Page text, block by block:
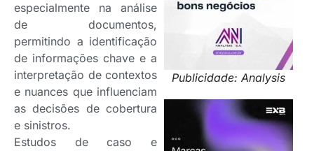
Publicidade: Analysis
especialmente na análise
de documentos,
permitindo a identificação
de informações chave e a
interpretação de contextos
e nuances que influenciam
as decisões de cobertura
e sinistros.
Estudos de caso e